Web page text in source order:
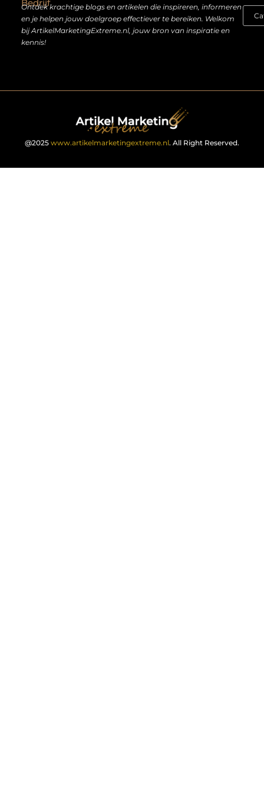
Bedrijf
Ontdek krachtige blogs en artikelen die inspireren, informeren
en je helpen jouw doelgroep effectiever te bereiken. Welkom
bij ArtikelMarketingExtreme.nl, jouw bron van inspiratie en
kennis!
@2025 www.artikelmarketingextreme.nl. All Right Reserved.